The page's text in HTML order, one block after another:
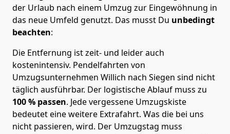
der Urlaub nach einem Umzug zur Eingewöhnung in
das neue Umfeld genutzt. Das musst Du unbedingt
beachten:
Die Entfernung ist zeit- und leider auch
kostenintensiv. Pendelfahrten von
Umzugsunternehmen Willich nach Siegen sind nicht
täglich ausführbar. Der logistische Ablauf muss zu
100 % passen. Jede vergessene Umzugskiste
bedeutet eine weitere Extrafahrt. Was die bei uns
nicht passieren, wird. Der Umzugstag muss